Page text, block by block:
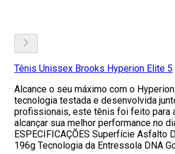
Tênis Unissex Brooks Hyperion Elite 5
Alcance o seu máximo com o
tecnologia testada e desenvolvida
profissionais, este tênis foi feito para
alcançar sua melhor performance no
ESPECIFICAÇÕES Superfície Asfalto
196g Tecnologia da Entressola DNA